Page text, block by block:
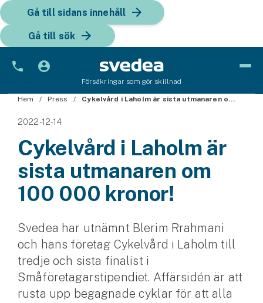
Gå till sidans innehåll
Gå till sök
Försäkringar som gör skillnad
Bil
Bilförsäkring
Bilförsäkring för företag
Fordon
Snöskoterförsäkring
ATV-försäkring
Släpvagnsförsäkring
Husvagnsförsäkring
Hem Press Cykelvård i Laholm är sista utmanaren om 100 000 kronor!
2022-12-14
Cykelvård i Laholm är
sista utmanaren om
100 000 kronor!
Svedea har utnämnt Blerim Rrahmani
och hans företag Cykelvård i Laholm till
tredje och sista finalist i
Småföretagarstipendiet. Affärsidén är att
rusta upp begagnade cyklar för att alla